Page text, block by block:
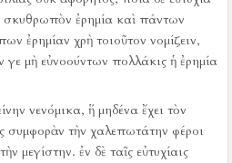
σκυθρωπὸν ἐρημία καὶ πάντων
ἐρημίαν χρὴ τοιοῦτον νομίζειν,
γε μὴ εὐνοούντων πολλάκις ἡ ἐρημία
νενόμικα, ἥ μηδένα ἔχει τὸν
συμφορὰν τὴν χαλεπωτάτην φέροι
μεγίστην. ἐν δὲ ταῖς εὐτυχίαις